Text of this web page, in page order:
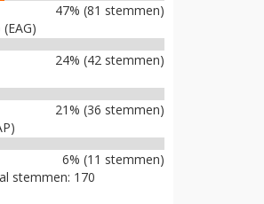
47% (81 stemmen)
24% (42 stemmen)
21% (36 stemmen)
6% (11 stemmen)
stemmen: 170